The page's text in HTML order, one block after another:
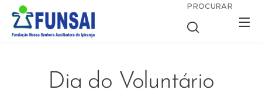
PROCURAR
Dia do Voluntário